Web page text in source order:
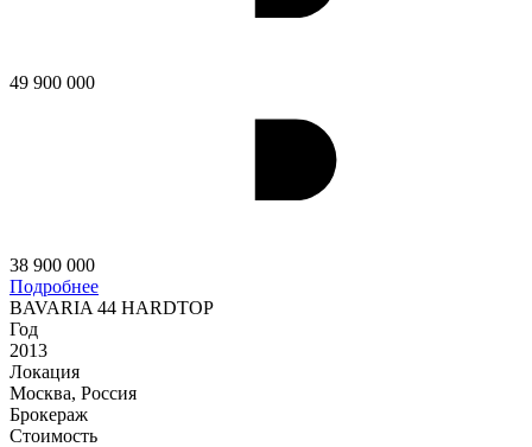
49 900 000
38 900 000
Подробнее
BAVARIA 44 HARDTOP
Год
2013
Локация
Москва, Россия
Брокераж
Стоимость